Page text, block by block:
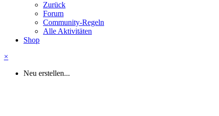
Zurück
Forum
Community-Regeln
Alle Aktivitäten
Shop
×
Neu erstellen...